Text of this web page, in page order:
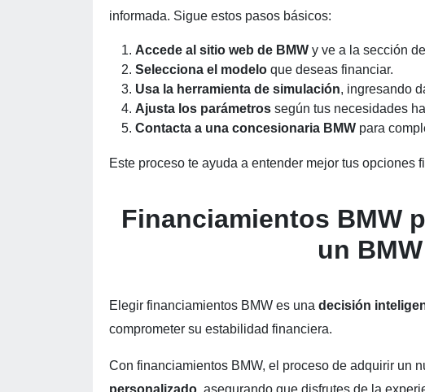
informada. Sigue estos pasos básicos:
Accede al sitio web de BMW y ve a la sección
Selecciona el modelo que deseas financiar.
Usa la herramienta de simulación, ingresando
Ajusta los parámetros según tus necesidades
Contacta a una concesionaria BMW para
Este proceso te ayuda a entender mejor tus opciones
Financiamientos BMW
un
Elegir financiamientos BMW es una decisión
comprometer su estabilidad financiera.
Con financiamientos BMW, el proceso de adquirir un
personalizado, asegurando que disfrutes de la